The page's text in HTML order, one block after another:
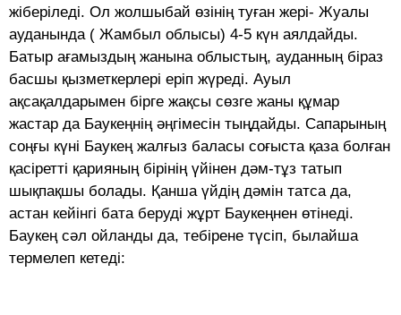
жіберіледі. Ол жолшыбай өзінің туған жері- Жуалы
ауданында ( Жамбыл облысы) 4-5 күн аялдайды.
Батыр ағамыздың жанына облыстың, ауданның біраз
басшы қызметкерлері еріп жүреді. Ауыл
ақсақалдарымен бірге жақсы сөзге жаны құмар
жастар да Баукеңнің әңгімесін тыңдайды. Сапарының
соңғы күні Баукең жалғыз баласы соғыста қаза болған
қасіретті қарияның бірінің үйінен дәм-тұз татып
шықпақшы болады. Қанша үйдің дәмін татса да,
астан кейінгі бата беруді жұрт Баукеңнен өтінеді.
Баукең сәл ойланды да, тебірене түсіп, былайша
термелеп кетеді: